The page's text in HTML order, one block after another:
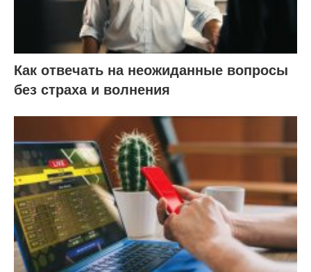
Как отвечать на неожиданные вопросы
без страха и волнения